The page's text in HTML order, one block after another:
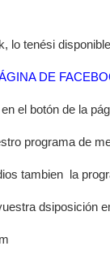
lo tenési
DE
el botón de la
programa de
tambien la
dsiposición en